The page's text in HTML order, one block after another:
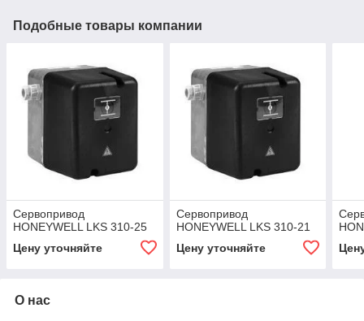
Подобные товары компании
Cервопривод
HONEYWELL LKS 310-25
Цену уточняйте
Cервопривод
HONEYWELL LKS 310-21
Цену уточняйте
О нас